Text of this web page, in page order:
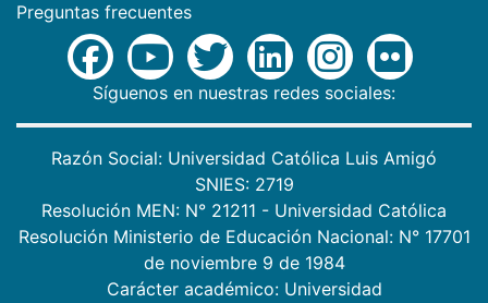
Preguntas frecuentes
Síguenos en nuestras redes sociales:
Razón Social: Universidad Católica Luis Amigó
SNIES: 2719
Resolución MEN: N° 21211 - Universidad Católica
Resolución Ministerio de Educación Nacional: N° 17701
de noviembre 9 de 1984
Carácter académico: Universidad